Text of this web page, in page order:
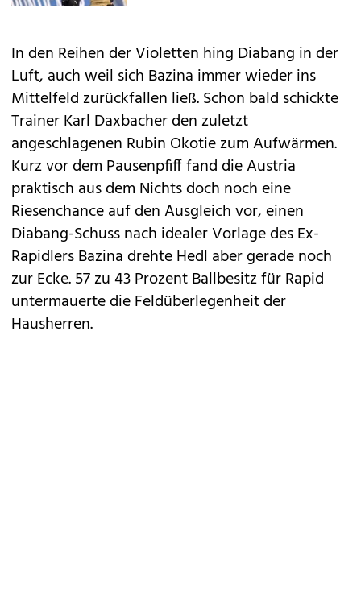
In den Reihen der Violetten hing Diabang in der
Luft, auch weil sich Bazina immer wieder ins
Mittelfeld zurückfallen ließ. Schon bald schickte
Trainer Karl Daxbacher den zuletzt
angeschlagenen Rubin Okotie zum Aufwärmen.
Kurz vor dem Pausenpfiff fand die Austria
praktisch aus dem Nichts doch noch eine
Riesenchance auf den Ausgleich vor, einen
Diabang-Schuss nach idealer Vorlage des Ex-
Rapidlers Bazina drehte Hedl aber gerade noch
zur Ecke. 57 zu 43 Prozent Ballbesitz für Rapid
untermauerte die Feldüberlegenheit der
Hausherren.